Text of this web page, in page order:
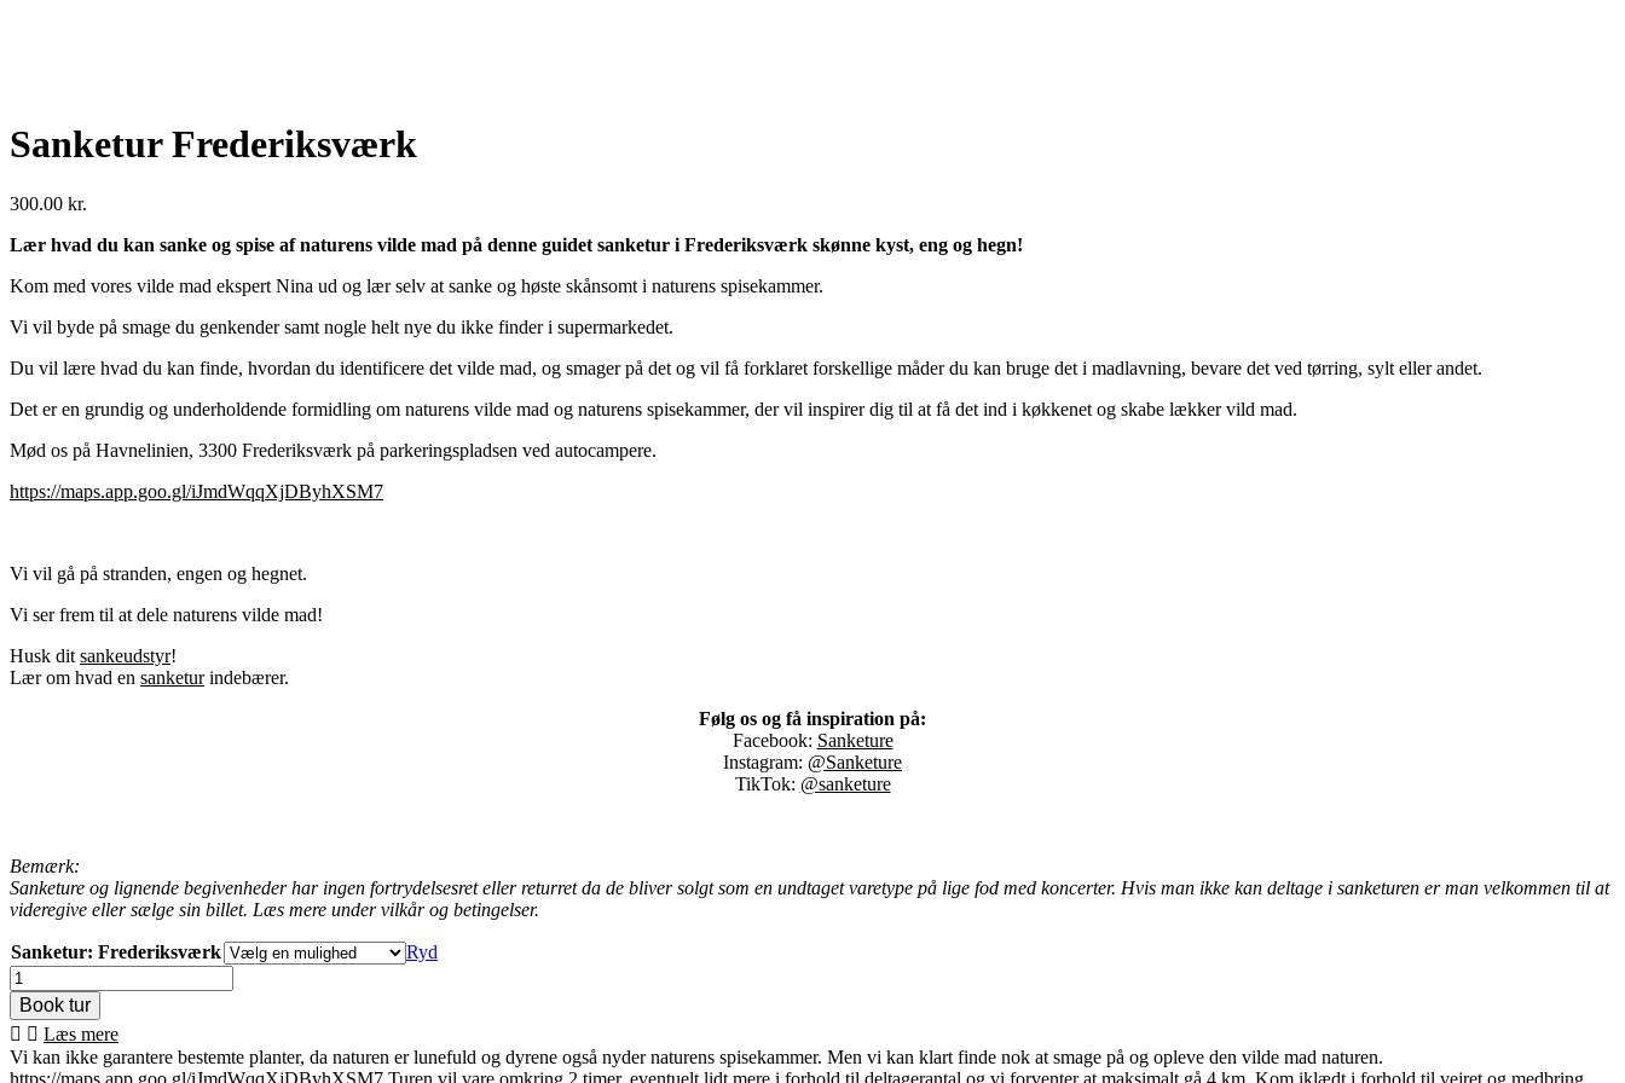
Sanketur Frederiksværk
300.00 kr.
Lær hvad du kan sanke og spise af naturens vilde mad på denne guidet sanketur i Frederiksværk skønne kyst, eng og hegn!
Kom med vores vilde mad ekspert Nina ud og lær selv at sanke og høste skånsomt i naturens spisekammer.
Vi vil byde på smage du genkender samt nogle helt nye du ikke finder i supermarkedet.
Du vil lære hvad du kan finde, hvordan du identificere det vilde mad, og smager på det og vil få forklaret forskellige måder du kan bruge det i madlavning, bevare det ved tørring, sylt eller andet.
Det er en grundig og underholdende formidling om naturens vilde mad og naturens spisekammer, der vil inspirer dig til at få det ind i køkkenet og skabe lækker vild mad.
Mød os på Havnelinien, 3300 Frederiksværk på parkeringspladsen ved autocampere.
https://maps.app.goo.gl/iJmdWqqXjDByhXSM7
Vi vil gå på stranden, engen og hegnet.
Vi ser frem til at dele naturens vilde mad!
Husk dit sankeudstyr!
Lær om hvad en sanketurindebærer.
Følg os og få inspiration på:
Facebook: Sanketure
Instagram: @Sanketure
TikTok: @sanketure
Bemærk:
Sanketure og lignende begivenheder har ingen fortrydelsesret eller returret da de bliver solgt som en undtaget varetype på lige fod med koncerter. Hvis man ikke kan deltage i sanketuren er man velkommen til at
videregive eller sælge sin billet. Læs mere under vilkår og betingelser.
Sanketur: Frederiksværk
Ryd
Sanketur
Frederiksværk
antal
Læs mere
Vi kan ikke garantere bestemte planter, da naturen er lunefuld og dyrene også nyder naturens spisekammer. Men vi kan klart finde nok at smage på og opleve den vilde mad naturen.
https://maps.app.goo.gl/iJmdWqqXjDByhXSM7 Turen vil vare omkring 2 timer, eventuelt lidt mere i forhold til deltagerantal og vi forventer at maksimalt gå 4 km. Kom iklædt i forhold til vejret og medbring